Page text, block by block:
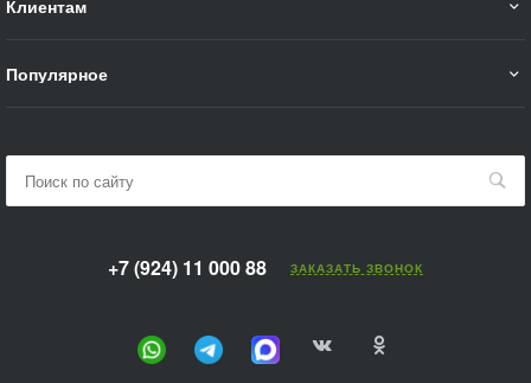
Клиентам
Популярное
+7 (924) 11 000 88 ЗАКАЗАТЬ ЗВОНОК